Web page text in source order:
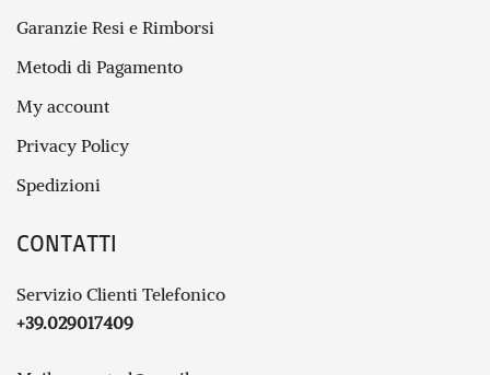
Garanzie Resi e Rimborsi
Metodi di Pagamento
My account
Privacy Policy
Spedizioni
CONTATTI
Servizio Clienti Telefonico
+39.029017409